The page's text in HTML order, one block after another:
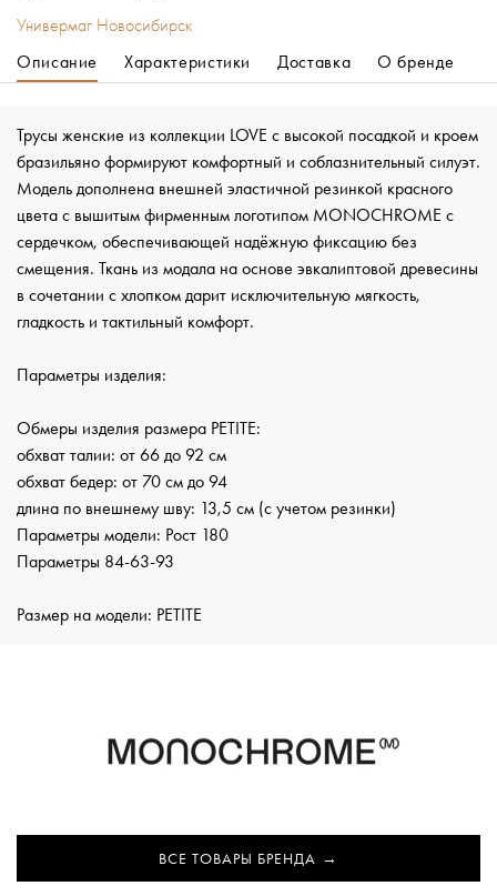
Универмаг Новосибирск
Описание
Характеристики Доставка О бренде
Трусы женские из коллекции LOVE с высокой посадкой и кроем
бразильяно формируют комфортный и соблазнительный силуэт.
Модель дополнена внешней эластичной резинкой красного
цвета с вышитым фирменным логотипом MONOCHROME с
сердечком, обеспечивающей надёжную фиксацию без
смещения. Ткань из модала на основе эвкалиптовой древесины
в сочетании с хлопком дарит исключительную мягкость,
гладкость и тактильный комфорт.
Параметры изделия:
Обмеры изделия размера PETITE:
обхват талии: от 66 до 92 см
обхват бедер: от 70 см до 94
длина по внешнему шву: 13,5 см (с учетом резинки)
Параметры модели: Рост 180
Параметры 84-63-93
Размер на модели: PETITE
ВСЕ ТОВАРЫ БРЕНДА